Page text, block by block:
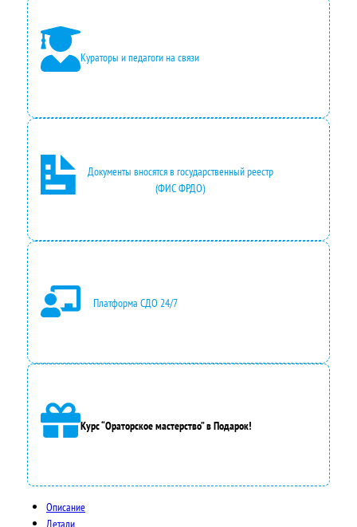
Кураторы и педагоги на связи
Документы вносятся в государственный реестр
(ФИС ФРДО)
Платформа СДО 24/7
Курс “Ораторское мастерство” в Подарок!
Описание
Детали